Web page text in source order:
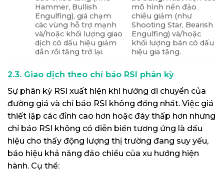
Hammer, Bullish
Engulfing), giá chạm
các vùng hỗ trợ mạnh
và/hoặc khối lượng giao
dịch có dấu hiệu giảm
dần rồi tăng trở lại.
mô hình nến đảo
chiều giảm (như
Shooting Star, Bearish
Engulfing) và/hoặc
khối lượng bán có dấu
hiệu gia tăng.
2.3. Giao dịch theo chỉ báo RSI phân kỳ
Sự phân kỳ RSI xuất hiện khi hướng di chuyển của
đường giá và chỉ báo RSI không đồng nhất. Việc giá
thiết lập các đỉnh cao hơn hoặc đáy thấp hơn nhưng
chỉ báo RSI không có diễn biến tương ứng là dấu
hiệu cho thấy động lượng thị trường đang suy yếu,
báo hiệu khả năng đảo chiều của xu hướng hiện
hành. Cụ thể: